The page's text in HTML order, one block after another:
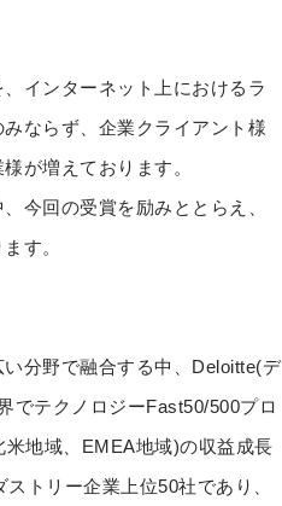
インターネット上におけるラ
ならず、企業クライアント様
が増えております。
今回の受賞を励みととらえ、
す。
分野で融合する中、Deloitte(デ
でテクノロジーFast50/500プロ
地域、EMEA地域)の収益成長
トリー企業上位50社であり、